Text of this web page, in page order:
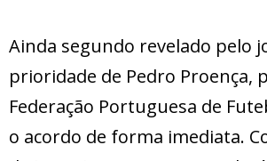
Ainda segundo revelado pelo
prioridade de Pedro Proença,
Federação Portuguesa de
o acordo de forma imediata.